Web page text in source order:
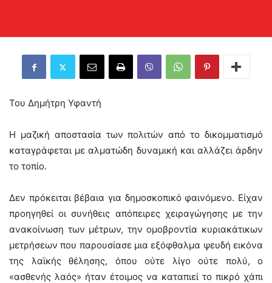
Του Δημήτρη Υφαντή
Η μαζική αποστασία των πολιτών από το δικομματισμό
καταγράφεται με αλματώδη δυναμική και αλλάζει άρδην
το τοπίο.
Δεν πρόκειται βέβαια για δημοσκοπικό φαινόμενο. Είχαν
προηγηθεί οι συνήθεις απόπειρες χειραγώγησης με την
ανακοίνωση των μέτρων, την ομοβροντία κυριακάτικων
μετρήσεων που παρουσίασε μια εξόφθαλμα ψευδή εικόνα
της λαϊκής θέλησης, όπου ούτε λίγο ούτε πολύ, ο
«ασθενής λαός» ήταν έτοιμος να καταπιεί το πικρό χάπι